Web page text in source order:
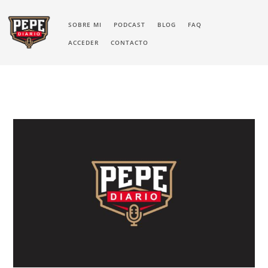
SOBRE MI PODCAST BLOG FAQ
ACCEDER CONTACTO